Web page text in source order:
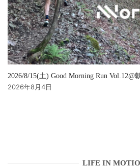
2026/8/15(土) Good Morning Run Vol.12@
2026年8月4日
LIFE IN